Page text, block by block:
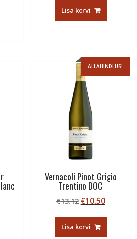
Lisa korvi
ALLAHINDLUS!
Vernacoli Pinot Grigio
Trentino DOC
€13.12 Algne
oli:
€13.12.
€10.50Current
Lisa korvi